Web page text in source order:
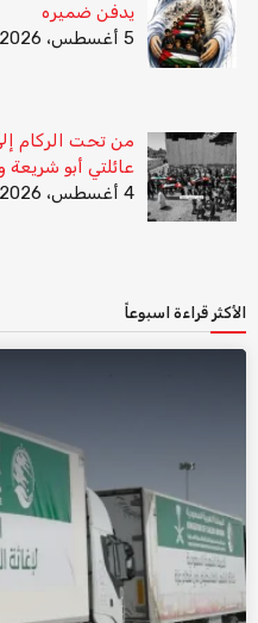
يدفن ضميره
5 أغسطس، 2026
من تحت الركام
عائلتي أبو شريعة
4 أغسطس، 2026
الأكثر قراءة اسبوعاً